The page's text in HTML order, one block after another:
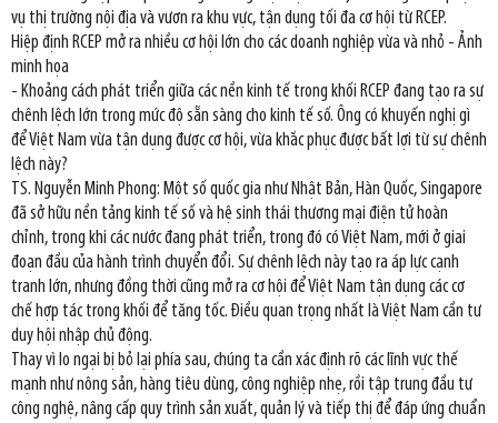
vụ thị trường nội địa và vươn ra khu vực, tận dụng tối đa cơ hội từ RCEP.
Hiệp định RCEP mở ra nhiều cơ hội lớn cho các doanh nghiệp vừa và nhỏ - Ảnh
minh họa
- Khoảng cách phát triển giữa các nền kinh tế trong khối RCEP đang tạo ra sự
chênh lệch lớn trong mức độ sẵn sàng cho kinh tế số. Ông có khuyến nghị gì
để Việt Nam vừa tận dụng được cơ hội, vừa khắc phục được bất lợi từ sự chênh
lệch này?
TS. Nguyễn Minh Phong: Một số quốc gia như Nhật Bản, Hàn Quốc, Singapore
đã sở hữu nền tảng kinh tế số và hệ sinh thái thương mại điện tử hoàn
chỉnh, trong khi các nước đang phát triển, trong đó có Việt Nam, mới ở giai
đoạn đầu của hành trình chuyển đổi. Sự chênh lệch này tạo ra áp lực cạnh
tranh lớn, nhưng đồng thời cũng mở ra cơ hội để Việt Nam tận dụng các cơ
chế hợp tác trong khối để tăng tốc. Điều quan trọng nhất là Việt Nam cần tư
duy hội nhập chủ động.
Thay vì lo ngại bị bỏ lại phía sau, chúng ta cần xác định rõ các lĩnh vực thế
mạnh như nông sản, hàng tiêu dùng, công nghiệp nhẹ, rồi tập trung đầu tư
công nghệ, nâng cấp quy trình sản xuất, quản lý và tiếp thị để đáp ứng chuẩn